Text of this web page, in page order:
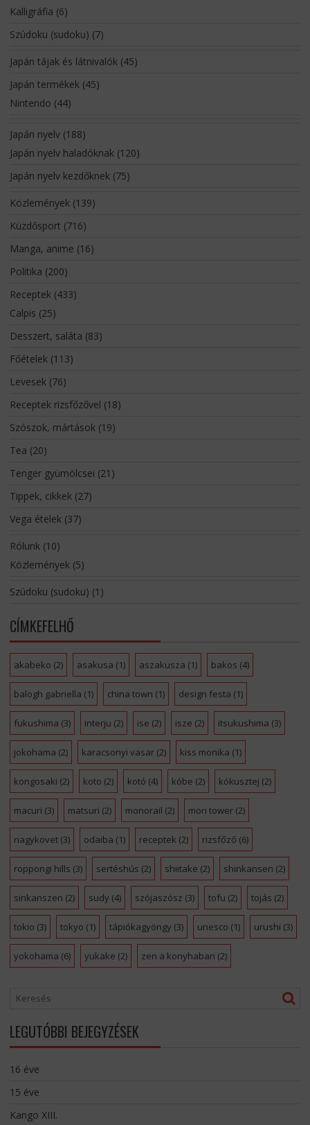
Kalligráfia (6)
Szúdoku (sudoku) (7)
Japán tájak és látnivalók(45)
Japán termékek(45)
Nintendo (44)
Japán nyelv(188)
Japán nyelv haladóknak(120)
Japán nyelv kezdőknek(75)
Közlemények(139)
Küzdősport (716)
Manga, anime (16)
Politika (200)
Receptek(433)
Calpis (25)
Desszert, saláta (83)
Főételek(113)
Levesek(76)
Receptek rizsfőzővel (18)
Szószok, mártások(19)
Tea (20)
Tenger gyümölcsei (21)
Tippek, cikkek(27)
Vega ételek(37)
Rólunk(10)
Közlemények(5)
Szúdoku (sudoku) (1)
CÍMKEFELHŐ
akabeko (2) asakusa (1) aszakusza (1) bakos (4)
balogh gabriella (1) china town (1) design festa (1)
fukushima (3) interju (2) ise (2) isze (2) itsukushima (3)
jokohama (2) karacsonyi vasar(2) kiss monika (1)
kongosaki (2) koto (2) kotó (4) kóbe (2) kókusztej (2)
macuri (3) matsuri (2) monorail (2) mori tower(2)
nagykovet(3) odaiba (1) receptek (2) rizsfőző (6)
roppongi hills (3) sertéshús (2) shiitake (2) shinkansen (2)
sinkanszen (2) sudy (4) szójaszósz (3) tofu (2) tojás (2)
tokio (3) tokyo (1) tápiókagyöngy (3) unesco (1) urushi (3)
yokohama (6) yukake (2) zen a konyhaban (2)
LEGUTÓBBI BEJEGYZÉSEK
16 éve
15 éve
Kango XIII.